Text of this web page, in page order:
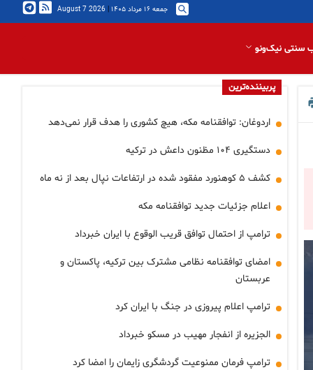
جمعه ۱۶ مرداد ۱۴۰۵ |
2026 August 7
سنتی نیک‌ونو
پربیننده‌ترین
اردوغان: توافقنامه مکه، هیچ کشوری را هدف قرار نمی‌دهد
دستگیری ۱۰۴ مظنون داعش در ترکیه
کشف ۵ کوهنورد مفقود شده در ارتفاعات نپال بعد از نه ماه
اعلام جزئیات جدید توافقنامه مکه
ترامپ از احتمال توافق قریب الوقوع با ایران خبرداد
امضای توافقنامه نظامی مشترک بین ترکیه، پاکستان و
عربستان
ترامپ اعلام پیروزی در جنگ با ایران کرد
الجزیره از انفجار مهیب در مسکو خبرداد
ترامپ فرمان ممنوعیت گردشگری زایمان را امضا کرد